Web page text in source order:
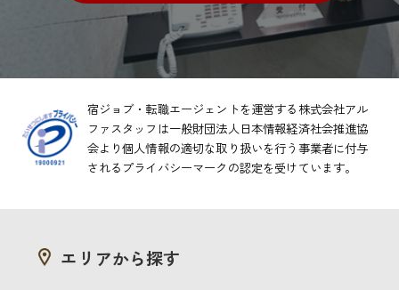
宿ジョブ・転職エージェントを運営する株式会社アル
ファスタッフは一般財団法人日本情報経済社会推進協
会より個人情報の適切な取り扱いを行う事業者に付与
されるプライバシーマークの認定を受けています。
エリアから探す